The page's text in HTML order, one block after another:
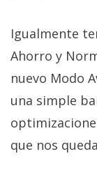
Aviso
Legal
El medio de
comunicación
digital donde
todas las
Igualmente
Ahorro y
nuevo Modo
una simple
que nos